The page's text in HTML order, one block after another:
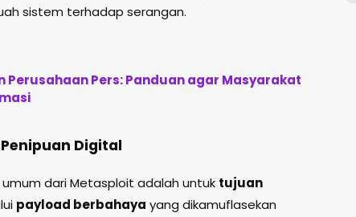
sistem terhadap serangan.
Perusahaan Pers: Panduan agar Masyarakat
Digital
dari Metasploit adalah untuk tujuan
payload berbahaya yang dikamuflasekan